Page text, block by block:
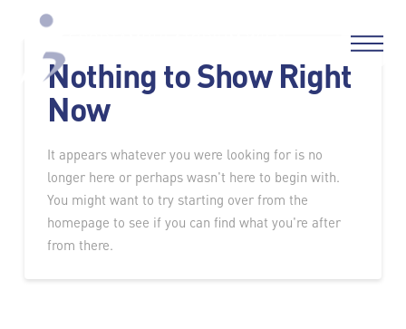
Nothing to Show Right
Now
It appears whatever you were looking for is no
longer here or perhaps wasn't here to begin with.
You might want to try starting over from the
homepage to see if you can find what you're after
from there.